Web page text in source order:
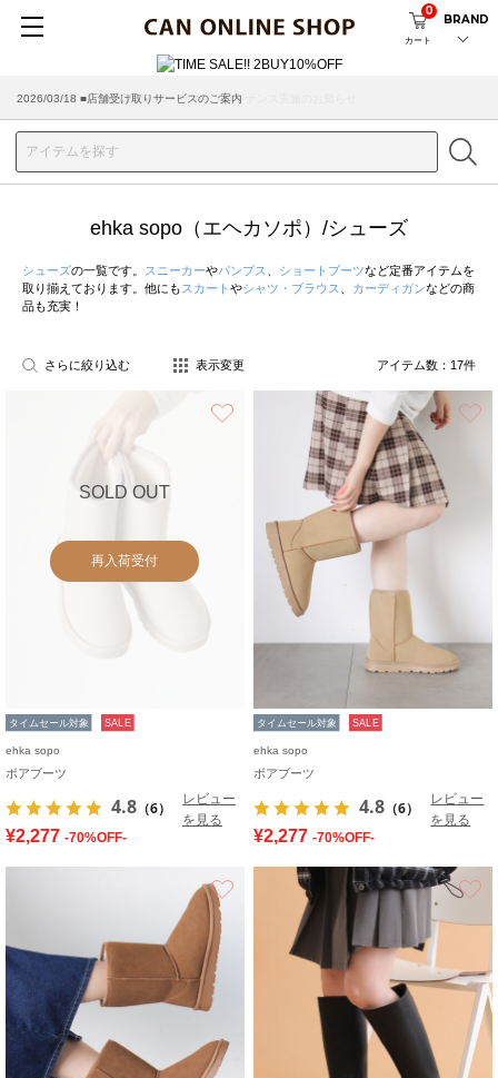
カート
0
BRAND
2026/08/04 ■8/13(木)AM2:00～サイトメンテナンス実施のお知らせ
ehka sopo（エヘカソポ）/シューズ
シューズの一覧です。 スニーカーやパンプス ショートブーツなど定番アイテムを
取り揃えております。他にも スカート やシャツ・ブラウス カーディガンなどの商
品も充実！
さらに絞り込む 表示変更 アイテム数： 17件
SOLD OUT
再入荷受付
タイムセール対象 SALE
ehka sopo
ボアブーツ
4.8 （6）
レビュー
を見る
¥2,277 -70%OFF-
タイムセール対象 SALE
ehka sopo
ボアブーツ
4.8 （6）
レビュー
を見る
¥2,277 -70%OFF-
お気に入り